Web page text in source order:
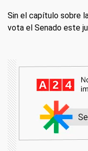
Sin el capítulo sobre
vota el Senado este